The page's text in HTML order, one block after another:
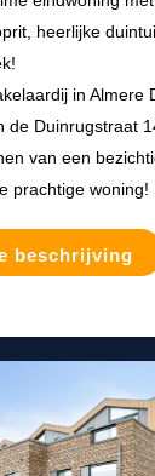
heerlijke
in Almere
de Duinrugstraat
van een
prachtige woning!
beschrijving